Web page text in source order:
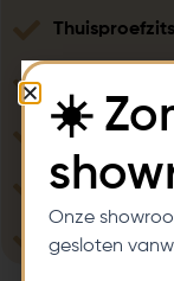
Laagste
☀️
Onze
gesloten